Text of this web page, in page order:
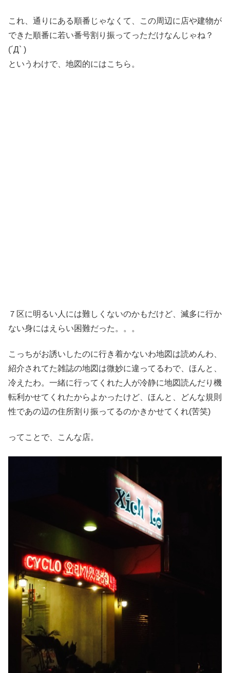
これ、通りにある順番じゃなくて、この周辺に店や建物が
できた順番に若い番号割り振ってっただけなんじゃね？
(´Д` )
というわけで、地図的にはこちら。
７区に明るい人には難しくないのかもだけど、滅多に行か
ない身にはえらい困難だった。。。
こっちがお誘いしたのに行き着かないわ地図は読めんわ、
紹介されてた雑誌の地図は微妙に違ってるわで、ほんと、
冷えたわ。一緒に行ってくれた人が冷静に地図読んだり機
転利かせてくれたからよかったけど、ほんと、どんな規則
性であの辺の住所割り振ってるのかきかせてくれ(苦笑)
ってことで、こんな店。